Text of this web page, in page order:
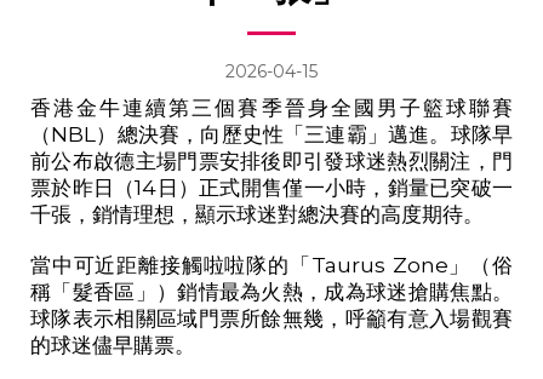
2026-04-15
香港金牛連續第三個賽季晉身全國男子籃球聯賽
（NBL）總決賽，向歷史性「三連霸」邁進。球隊早
前公布啟德主場門票安排後即引發球迷熱烈關注，門
票於昨日（14日）正式開售僅一小時，銷量已突破一
千張，銷情理想，顯示球迷對總決賽的高度期待。
當中可近距離接觸啦啦隊的「Taurus Zone 」（俗
稱「髮香區」）銷情最為火熱，成為球迷搶購焦點。
球隊表示相關區域門票所餘無幾，呼籲有意入場觀賽
的球迷儘早購票。